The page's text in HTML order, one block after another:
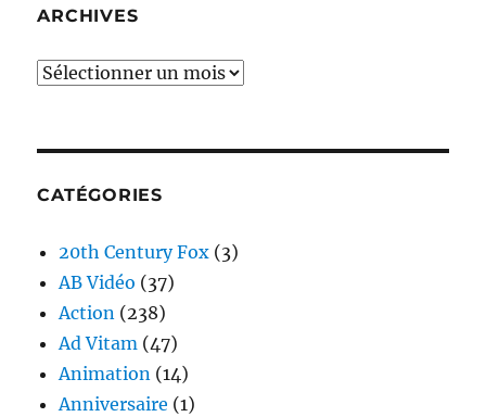
ARCHIVES
Archives
CATÉGORIES
20th Century Fox (3)
AB Vidéo (37)
Action (238)
Ad Vitam (47)
Animation (14)
Anniversaire (1)